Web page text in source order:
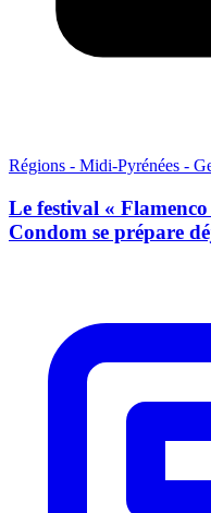
Régions - Midi-Pyrénées -
Le festival «
Condom se prépare